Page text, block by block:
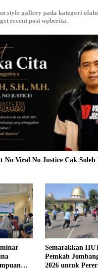
style gallery pada kategori
recent post wpberita.
No Viral No Justice Cak Soleh
Semarakkan
Pemkab
2026 untuk